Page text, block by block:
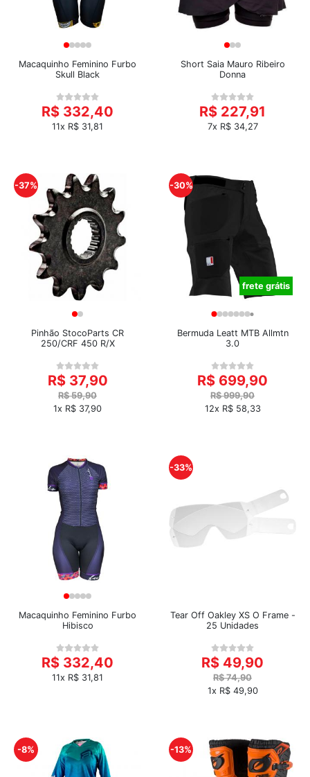
Macaquinho Feminino Furbo
Skull Black
R$ 332,40
11x R$ 31,81
Short Saia Mauro Ribeiro
Donna
R$ 227,91
7x R$ 34,27
-37%
Pinhão StocoParts CR
250/CRF 450 R/X
R$ 37,90
R$ 59,90
1x R$ 37,90
-30%
frete grátis
Bermuda Leatt MTB Allmtn
3.0
R$ 699,90
R$ 999,90
12x R$ 58,33
Macaquinho Feminino Furbo
Hibisco
R$ 332,40
11x R$ 31,81
-33%
Tear Off Oakley XS O Frame -
25 Unidades
R$ 49,90
R$ 74,90
1x R$ 49,90
-8% -13%